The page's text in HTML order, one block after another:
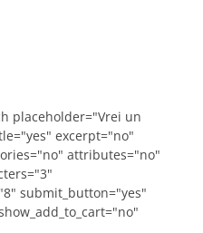
placeholder="Vrei un
excerpt="no"
attributes="no"
submit_button="yes"